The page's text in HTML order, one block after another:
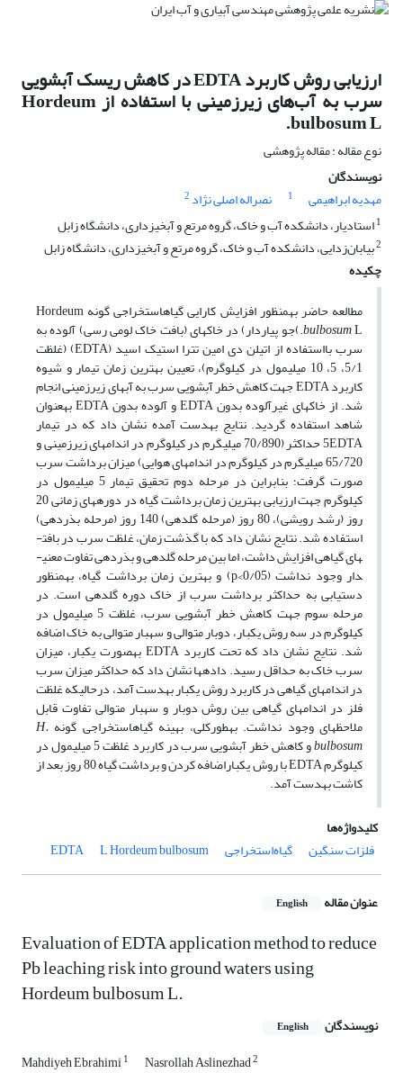
ارزیابی روش کاربرد EDTA در کاهش ریسک آبشویی
سرب به آب‌های زیرزمینی با استفاده از Hordeum
bulbosum L.
نوع مقاله : مقاله پژوهشی
نویسندگان
مهدیه ابراهیمی
1 نصراله اصلی نژاد 2
1استادیار، دانشکده آب و خاک، گروه مرتع و آبخیزداری، دانشگاه زابل
2بیابان‌زدایی، دانشکده آب و خاک، گروه مرتع و آبخیزداری، دانشگاه زابل
چکیده
مطالعه حاضر به­منظور افزایش کارایی گیاه­استخراجی گونه Hordeum
bulbosumL.)جو پیاردار) در خاک­های (بافت خاک لومی رسی) آلوده به
سرب بااستفاده از اتیلن دی امین تترا استیک اسید (EDTA) (غلظت
5/1، 5، 10 میلی­مول در کیلوگرم)، تعیین بهترین زمان تیمار و شیوه
کاربرد EDTA جهت کاهش خطر آبشویی سرب به آب­های زیرزمینی انجام
شد. از خاک­های غیرآلوده بدون EDTA و آلوده بدون EDTA به­عنوان
شاهد استفاده گردید. نتایج به­دست آمده نشان داد که در تیمار
5EDTA حداکثر (70/890 میلی­گرم در کیلوگرم در اندام­های زیرزمینی و
65/720 میلی­گرم در کیلوگرم در اندام­های هوایی) میزان برداشت سرب
صورت گرفت؛ بنابراین در مرحله دوم تحقیق تیمار 5 میلی­مول در
کیلوگرم جهت ارزیابی بهترین زمان برداشت گیاه در دوره­های زمانی 20
روز (رشد رویشی)، 80 روز (مرحله گلدهی) 140 روز (مرحله بذردهی)
استفاده شد. نتایج نشان داد که با گذشت زمان، غلظت سرب در بافت­
های گیاهی افزایش داشت، اما بین مرحله گلدهی و بذردهی تفاوت معنی­
دار وجود نداشت (p‹0/05) و بهترین زمان برداشت گیاه، به­منظور
دستیابی به حداکثر برداشت سرب از خاک دوره گلدهی است. در
مرحله سوم جهت کاهش خطر آبشویی سرب، غلظت 5 میلی­مول در
کیلوگرم در سه روش یک­بار، دوبار متوالی و سه­بار متوالی به خاک اضافه
شد. نتایج نشان داد که تحت کاربرد EDTA به­صورت یک­بار، میزان
سرب خاک به حداقل رسید. داده­ها نشان داد که حداکثر میزان سرب
در اندام­های گیاهی در کاربرد روش یک­بار به­دست آمد، درحالی­که غلظت
فلز در اندام­های گیاهی بین روش دوبار و سه­بار متوالی تفاوت قابل
ملاحظه­ای وجود نداشت. به­طورکلی، بهینه گیاه­استخراجی گونه H.
bulbosum و کاهش خطر آبشویی سرب در کاربرد غلظت 5 میلی­مول در
کیلوگرم EDTA با روش یک­باراضافه کردن و برداشت گیاه 80 روز بعد از
کاشت به­دست آمد.
کلیدواژه‌ها
فلزات سنگین
گیاه‌ا‌ستخراجی EDTA L Hordeum bulbosum
عنوان مقاله English
Evaluation of EDTA application method to reduce
Pb leaching risk into ground waters using
Hordeum bulbosum L.
نویسندگان English
Mahdiyeh Ebrahimi1 Nasrollah Aslinezhad2